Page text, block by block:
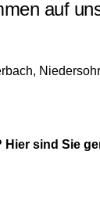
auf
Hier sind Sie